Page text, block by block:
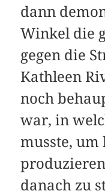
dann
Winkel die
gegen die
Kathleen
noch
war, in
musste, um
danach zu